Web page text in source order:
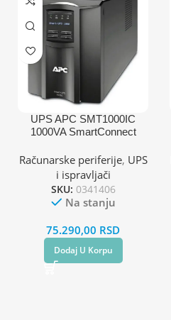
UPS APC SMT1000IC
1000VA SmartConnect
Računarske periferije, UPS
i ispravljači
SKU: 0341406
Na stanju
75.290,00 RSD
Dodaj U Korpu